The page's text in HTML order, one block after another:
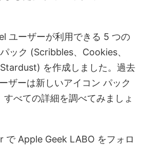
ユーザーが利用できる 5 つの
ック (Scribbles、Cookies、
を作成しました。過去
ザーは新しいアイコン パック
すべての詳細を調べてみましょ
で Apple Geek LABO をフォロ